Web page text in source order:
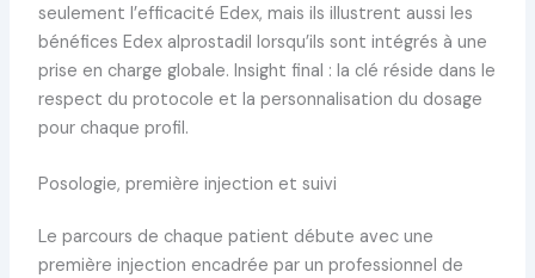
seulement l’efficacité Edex, mais ils illustrent aussi les
bénéfices Edex alprostadil lorsqu’ils sont intégrés à une
prise en charge globale. Insight final : la clé réside dans le
respect du protocole et la personnalisation du dosage
pour chaque profil.
Posologie, première injection et suivi
Le parcours de chaque patient débute avec une
première injection encadrée par un professionnel de